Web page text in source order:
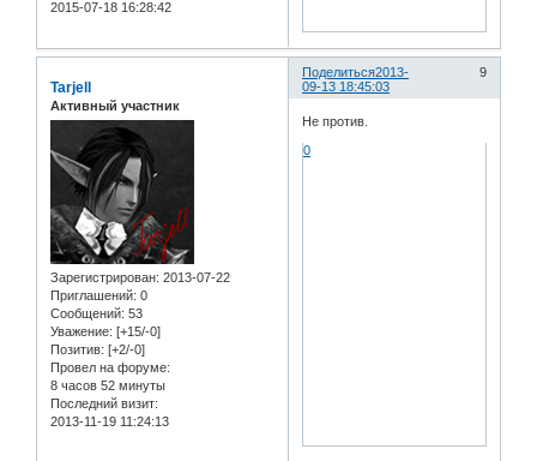
2015-07-18 16:28:42
Поделиться 9
2013-
09-13 18:45:03
Tarjell
Активный участник
Зарегистрирован: 2013-07-22
Приглашений: 0
Сообщений: 53
Уважение: [+15/-0]
Позитив: [+2/-0]
Провел на форуме:
8 часов 52 минуты
Последний визит:
2013-11-19 11:24:13
Не против.
0